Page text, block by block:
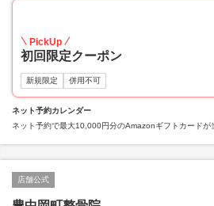
PickUp
初回限定クーポン
新規限定 併用不可
ネット予約カレンダー
ネット予約で最大10,000円分のAmazonギフトカードが
店舗公式